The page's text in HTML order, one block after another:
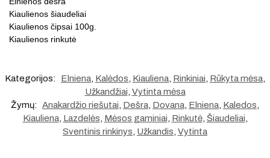
Kiaulienos šiaudeliai
Kiaulienos čipsai 100g.
Kiaulienos rinkutė
Kategorijos: Elniena, Kalėdos, Kiauliena, Rinkiniai, Rūkyta mėsa,
Užkandžiai, Vytinta mėsa
Žymų:
Anakardžio riešutai, Dešra, Dovana, Elniena, Kaledos,
Kiauliena, Lazdelės, Mėsos gaminiai, Rinkutė, Šiaudeliai,
Sventinis rinkinys, Užkandis, Vytinta